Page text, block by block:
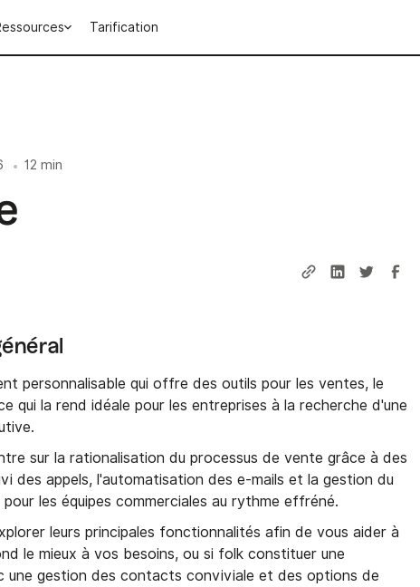
Tarification
• 12 min
personnalisable qui offre des outils pour les ventes, le
qui la rend idéale pour les entreprises à la recherche d'une
sur la rationalisation du processus de vente grâce à des
des appels, l'automatisation des e-mails et la gestion du
les équipes commerciales au rythme effréné.
leurs principales fonctionnalités afin de vous aider à
le mieux à vos besoins, ou si folk constituer une
une gestion des contacts conviviale et des options de